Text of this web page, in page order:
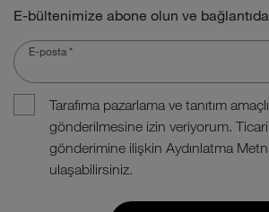
E-bültenimize abone olun ve bağlantıda
E-posta *
Tarafıma pazarlama ve tanıtım
gönderilmesine izin veriyorum.
gönderimine ilişkin Aydınlatma
ulaşabilirsiniz.